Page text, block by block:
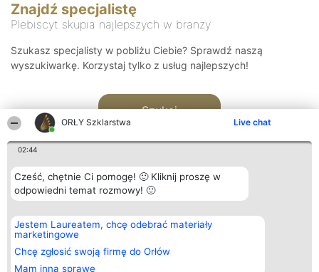
ORŁY Szklarstwa Live chat
02:44
Cześć, chętnie Ci pomogę! 🙂 Kliknij proszę w
odpowiedni temat rozmowy! 🙂
Jestem Laureatem, chcę odebrać materiały
marketingowe
Chcę zgłosić swoją firmę do Orłów
Mam inną sprawę
Znajdź specjalistę
Plebiscyt skupia najlepszych w branży
Szukasz specjalisty w pobliżu Ciebie? Sprawdź naszą
wyszukiwarkę. Korzystaj tylko z usług najlepszych!
Szukaj
Organizator plebiscytu
Bright Side Solutions sp. z o.
o. sp. k.
ul. Ruska 22
Wrocław 50-079
KRS 0000749100 | Regon
Plebiscyt
Laureaci
wszystkich
Laureatów
Kontakt
Kontakt